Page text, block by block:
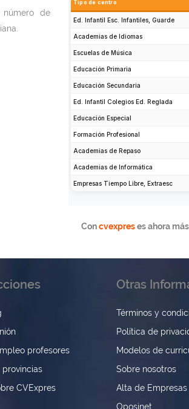
de
Concvexpreses ahora
profesores
CVExpres
Otras
Términos y
Política de
Modelos de
Sobre nosotros
Alta de Empresas
Oposinet